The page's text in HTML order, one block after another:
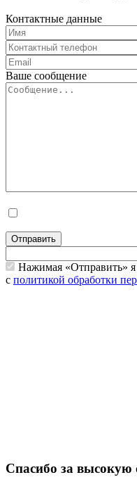
Контактные данные
Ваше сообщение
Отправить
Нажимая «Отправить»
с политикой обработки
Спасибо за